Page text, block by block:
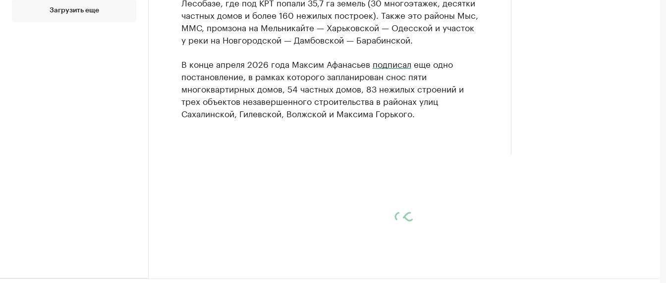
Загрузить еще
частных домов и более 160 нежилых построек). Также это районы Мыс,
ММС, промзона на Мельникайте — Харьковской — Одесской и участок
у реки на Новгородской — Дамбовской — Барабинской.
В конце апреля 2026 года Максим Афанасьев подписал еще одно
постановление, в рамках которого запланирован снос пяти
многоквартирных домов, 54 частных домов, 83 нежилых строений и
трех объектов незавершенного строительства в районах улиц
Сахалинской, Гилевской, Волжской и Максима Горького.